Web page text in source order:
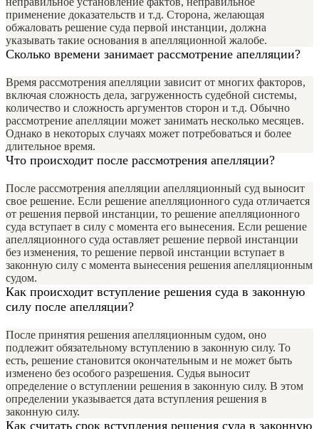
применение доказательств и т.д. Сторона, желающая
обжаловать решение суда первой инстанции, должна
указывать такие основания в апелляционной жалобе.
Сколько времени занимает рассмотрение апелляции?
Время рассмотрения апелляции зависит от многих факторов,
включая сложность дела, загруженность судебной системы,
количество и сложность аргументов сторон и т.д. Обычно
рассмотрение апелляции может занимать несколько месяцев.
Однако в некоторых случаях может потребоваться и более
длительное время.
Что происходит после рассмотрения апелляции?
После рассмотрения апелляции апелляционный суд выносит
свое решение. Если решение апелляционного суда отличается
от решения первой инстанции, то решение апелляционного
суда вступает в силу с момента его вынесения. Если решение
апелляционного суда оставляет решение первой инстанции
без изменения, то решение первой инстанции вступает в
законную силу с момента вынесения решения апелляционным
судом.
Как происходит вступление решения суда в законную
силу после апелляции?
После принятия решения апелляционным судом, оно
подлежит обязательному вступлению в законную силу. То
есть, решение становится окончательным и не может быть
изменено без особого разрешения. Судья выносит
определение о вступлении решения в законную силу. В этом
определении указывается дата вступления решения в
законную силу.
Как считать срок вступления решения суда в законную